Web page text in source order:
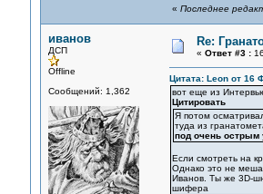
« Последнее
иванов
ДСП
Offline
Сообщений: 1,362
Re:
« Ответ #3 :
Цитата: Leon от 16
вот еще из
Цитировать
Я потом
туда из
под очень острым
Если смотреть на
Однако это не
Иванов. Ты же 3D-
шифера